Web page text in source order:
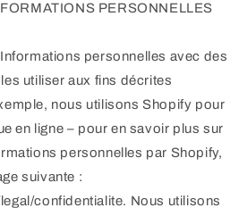
PERSONNELLES
personnelles avec des
utiliser aux fins décrites
nous utilisons Shopify pour
en ligne – pour en savoir plus sur
personnelles par Shopify,
suivante :
confidentialite. Nous utilisons